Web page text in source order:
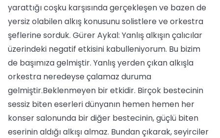
yarattığı coşku karşısında gerçekleşen ve bazen de
yersiz olabilen alkış konusunu solistlere ve orkestra
şeflerine sorduk. Gürer Aykal: Yanlış alkışın çalıcılar
üzerindeki negatif etkisini kabulleniyorum. Bu bizim
de başımıza gelmiştir. Yanlış yerden çıkan alkışla
orkestra neredeyse çalamaz duruma
gelmiştir.Beklenmeyen bir etkidir. Birçok bestecinin
sessiz biten eserleri dünyanın hemen hemen her
konser salonunda bir diğer bestecinin, güçlü biten
eserinin aldığı alkışı almaz. Bundan çıkarak, seyirciler